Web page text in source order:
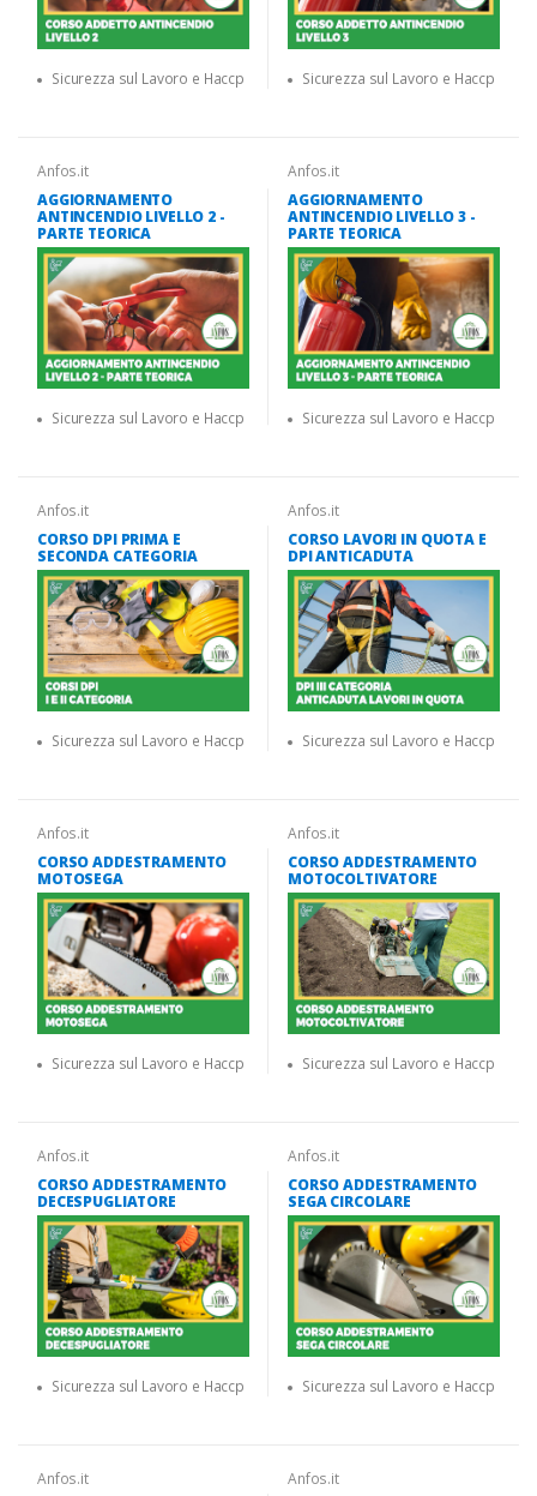
Sicurezza sul Lavoro e Haccp Sicurezza sul Lavoro e Haccp
Anfos.it
AGGIORNAMENTO
ANTINCENDIO LIVELLO 2 -
PARTE TEORICA
Sicurezza sul Lavoro e Haccp
Anfos.it
AGGIORNAMENTO
ANTINCENDIO LIVELLO 3 -
PARTE TEORICA
Sicurezza sul Lavoro e Haccp
Anfos.it
CORSO DPI PRIMA E
SECONDA CATEGORIA
Sicurezza sul Lavoro e Haccp
Anfos.it
CORSO LAVORI IN QUOTA E
DPI ANTICADUTA
Sicurezza sul Lavoro e Haccp
Anfos.it
CORSO ADDESTRAMENTO
MOTOSEGA
Sicurezza sul Lavoro e Haccp
Anfos.it
CORSO ADDESTRAMENTO
MOTOCOLTIVATORE
Sicurezza sul Lavoro e Haccp
Anfos.it
CORSO ADDESTRAMENTO
DECESPUGLIATORE
Sicurezza sul Lavoro e Haccp
Anfos.it
CORSO ADDESTRAMENTO
SEGA CIRCOLARE
Sicurezza sul Lavoro e Haccp
Anfos.it
Anfos.it